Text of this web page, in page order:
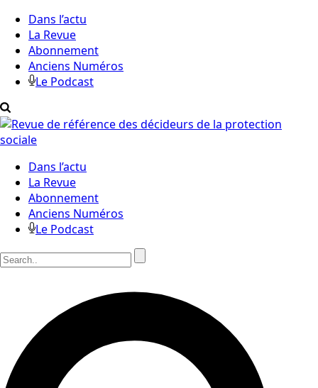
Dans l’actu
La Revue
Abonnement
Anciens Numéros
Le Podcast
Dans l’actu
La Revue
Abonnement
Anciens Numéros
Le Podcast